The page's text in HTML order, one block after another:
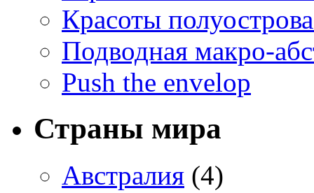
Красоты
Подводная макро-
Push the envelop
Страны мира
Австралия (4)